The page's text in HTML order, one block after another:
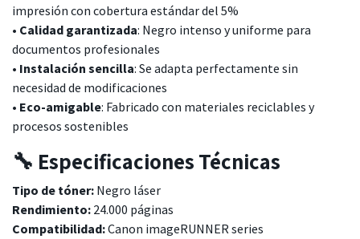
impresión con cobertura estándar del 5%
• Calidad garantizada: Negro intenso y uniforme para
documentos profesionales
• Instalación sencilla: Se adapta perfectamente sin
necesidad de modificaciones
• Eco-amigable: Fabricado con materiales reciclables y
procesos sostenibles
🔧 Especificaciones Técnicas
Tipo de tóner: Negro láser
Rendimiento: 24.000 páginas
Compatibilidad:Canon imageRUNNER series